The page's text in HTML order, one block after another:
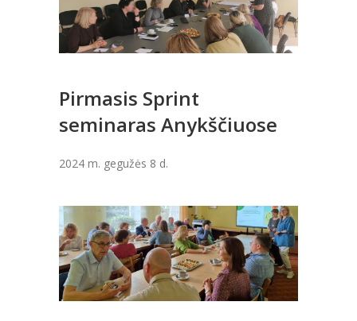
Pirmasis Sprint
seminaras Anykščiuose
2024 m. gegužės 8 d.